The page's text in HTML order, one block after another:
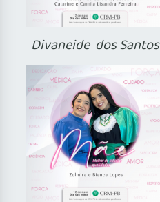
Divaneide dos Santos